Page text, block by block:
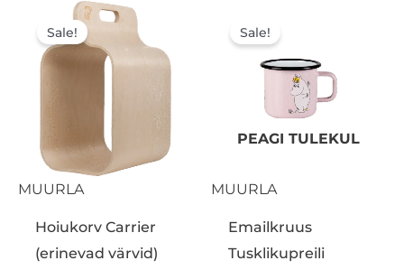
MUURLA
Sale!
Hoiukorv Carrier
(erinevad värvid)
Algne
hind
oli:
170,00 €.136,00 €.
PEAGI TULEKUL
MUURLA
Sale!
Emailkruus
Tusklikupreili
14,50 €.